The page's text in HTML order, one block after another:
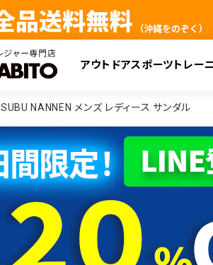
アウトドアスポーツ トレー
検
SUBU NANNEN メンズ レディース サンダル